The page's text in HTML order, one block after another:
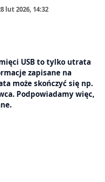
lut 2026, 14:32
USB to tylko utrata
zapisane na
może skończyć się np.
Podpowiadamy więc,